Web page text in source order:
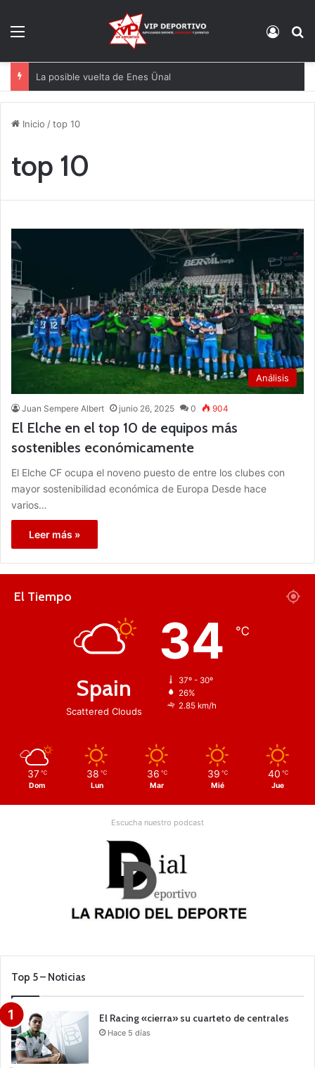
La posible vuelta de Enes Ünal
Inicio /top 10
top 10
Análisis
Juan Sempere Albert junio 26, 2025 0 904
El Elche en el top 10 de equipos más
sostenibles económicamente
El Elche CF ocupa el noveno puesto de entre los clubes con
mayor sostenibilidad económica de Europa Desde hace
varios…
Leer más »
El Tiempo
Spain
Scattered Clouds
34 ℃
37º - 30º
26%
2.85 km/h
37 ℃
Dom
38 ℃
Lun
36 ℃
Mar
39 ℃
Mié
40 ℃
Jue
Escucha nuestro podcast
Top 5 – Noticias
El Racing «cierra» su cuarteto de centrales
Hace 5 días